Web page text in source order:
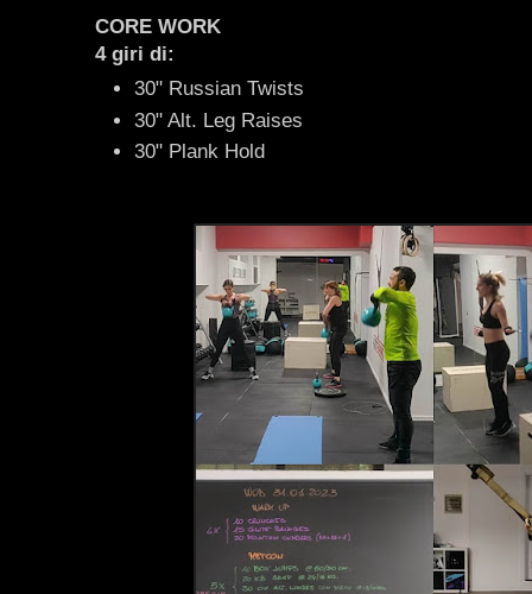
CORE WORK
4 giri di:
30" Russian Twists
30" Alt. Leg Raises
30" Plank Hold